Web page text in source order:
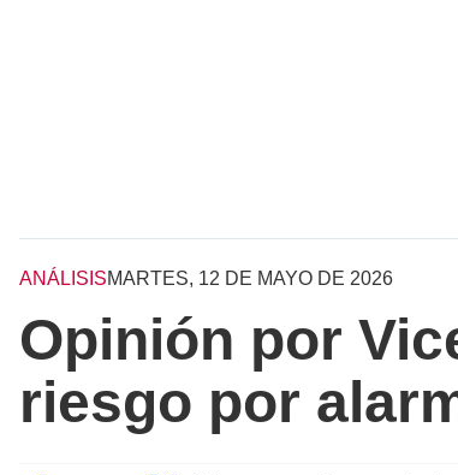
ANÁLISISMARTES, 12 DE MAYO DE 2026
Opinión por
riesgo por